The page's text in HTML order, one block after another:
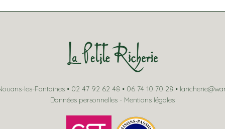
les-Fontaines • 02 47 92 62 48 • 06 74 10 70 28 •
Données personnelles - Mentions légales